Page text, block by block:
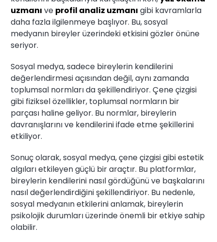
uzmanı ve profil analiz uzmanı gibi kavramlarla
daha fazla ilgilenmeye başlıyor. Bu, sosyal
medyanın bireyler üzerindeki etkisini gözler önüne
seriyor.
Sosyal medya, sadece bireylerin kendilerini
değerlendirmesi açısından değil, aynı zamanda
toplumsal normları da şekillendiriyor. Çene çizgisi
gibi fiziksel özellikler, toplumsal normların bir
parçası haline geliyor. Bu normlar, bireylerin
davranışlarını ve kendilerini ifade etme şekillerini
etkiliyor.
Sonuç olarak, sosyal medya, çene çizgisi gibi estetik
algıları etkileyen güçlü bir araçtır. Bu platformlar,
bireylerin kendilerini nasıl gördüğünü ve başkalarını
nasıl değerlendirdiğini şekillendiriyor. Bu nedenle,
sosyal medyanın etkilerini anlamak, bireylerin
psikolojik durumları üzerinde önemli bir etkiye sahip
olabilir.